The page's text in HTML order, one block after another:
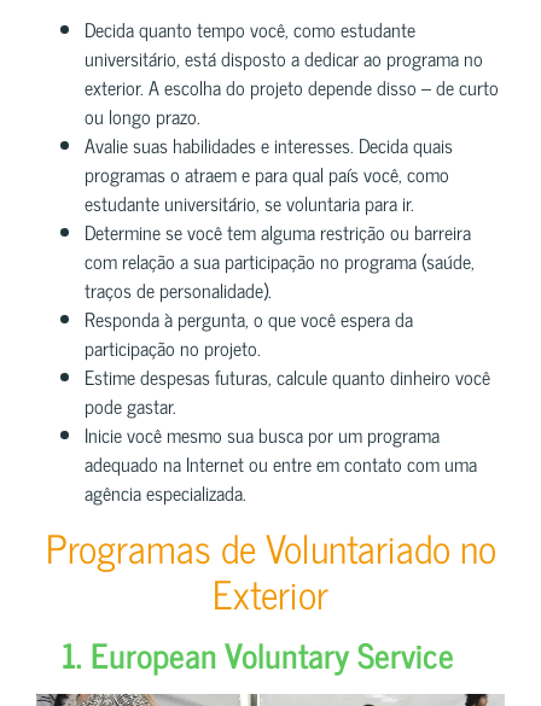
Decida quanto tempo você, como estudante
universitário, está disposto a dedicar ao programa no
exterior. A escolha do projeto depende disso – de curto
ou longo prazo.
Avalie suas habilidades e interesses. Decida quais
programas o atraem e para qual país você, como
estudante universitário, se voluntaria para ir.
Determine se você tem alguma restrição ou barreira
com relação a sua participação no programa (saúde,
traços de personalidade).
Responda à pergunta, o que você espera da
participação no projeto.
Estime despesas futuras, calcule quanto dinheiro você
pode gastar.
Inicie você mesmo sua busca por um programa
adequado na Internet ou entre em contato com uma
agência especializada.
Programas de Voluntariado no
Exterior
1. European Voluntary Service